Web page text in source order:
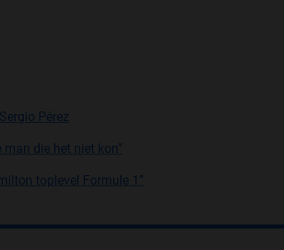
Pérez
die het niet kon”
toplevel Formule 1”